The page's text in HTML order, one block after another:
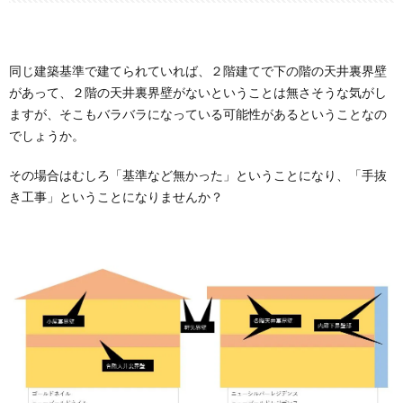
同じ建築基準で建てられていれば、２階建てで下の階の天井裏界壁
があって、２階の天井裏界壁がないということは無さそうな気がし
ますが、そこもバラバラになっている可能性があるということなの
でしょうか。
その場合はむしろ「基準など無かった」ということになり、「手抜
き工事」ということになりませんか？